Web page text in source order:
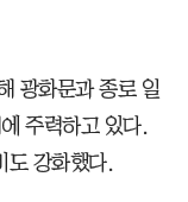
광화문과 종로 일
주력하고 있다.
도 강화했다.